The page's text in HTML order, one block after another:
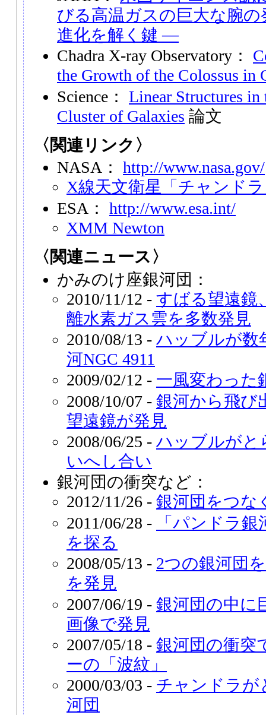
びる高温ガスの巨大な腕
進化を解く鍵 ―
Chadra X-ray Observatory：
the Growth of the Colossus in
Science： Linear Structures in
Cluster of Galaxies 論文
〈関連リンク〉
NASA： http://www.nasa.gov/
X線天文衛星「チャンド
ESA： http://www.esa.int/
XMM Newton
〈関連ニュース〉
かみのけ座銀河団：
2010/11/12 - すばる望遠鏡
離水素ガス雲を多数発見
2010/08/13 - ハッブルが数
河NGC 4911
2009/02/12 - 一風変わった
2008/10/07 - 銀河から飛び
望遠鏡が発見
2008/06/25 - ハッブルがと
いへし合い
銀河団の衝突など：
2012/11/26 - 銀河団をつな
2011/06/28 -
「パンドラ
を探る
2008/05/13 - 2つの銀河団
を発見
2007/06/19 - 銀河団の中に
画像で発見
2007/05/18 - 銀河団の衝突
ーの「波紋」
2000/03/03 - チャンドラが
河団